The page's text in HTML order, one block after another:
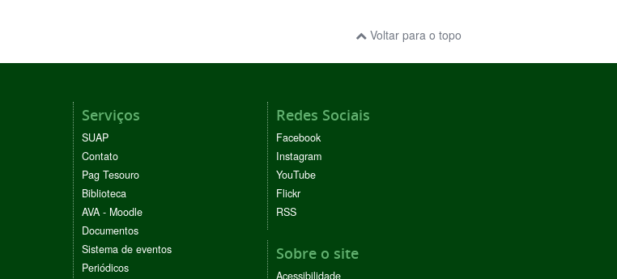
Voltar para o topo
Serviços
SUAP
Contato
Pag Tesouro
Biblioteca
AVA - Moodle
Documentos
Sistema de eventos
Periódicos
Redes Sociais
Facebook
Instagram
YouTube
Flickr
RSS
Sobre o site